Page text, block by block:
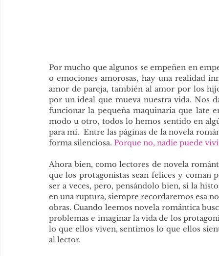
Por mucho que algunos se empeñen en
o emociones amorosas, hay una realidad
amor de pareja, también al amor por los
por un ideal que mueva nuestra vida. Nos
funcionar la pequeña maquinaria que late
modo u otro, todos lo hemos sentido en
para mí.  Entre las páginas de la novela
forma silenciosa. Porque no, nadie puede
Ahora bien, como lectores de novela
que los protagonistas sean felices y coman
ser a veces, pero, pensándolo bien, si la
en una ruptura, siempre recordaremos esa
obras. Cuando leemos novela romántica
problemas e imaginar la vida de los
lo que ellos viven, sentimos lo que ellos
al lector.